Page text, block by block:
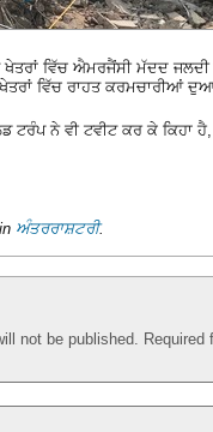
ਖੇਤਰਾਂ ਵਿੱਚ ਐਮਰਜੈਂਸੀ ਮੱਦਦ
ਵਿੱਚ ਰਾਹਤ ਕਰਮਚਾਰੀਆਂ
ਟਰੰਪ ਨੇ ਵੀ ਟਵੀਟ ਕਰ ਕੇ ਕਿਹਾ
ਅੰਤਰਰਾਸ਼ਟਰੀ.
not be published. Required